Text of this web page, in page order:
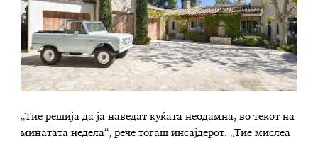
„Тие решија да ја наведат куќата неодамна, во текот на
минатата недела“, рече тогаш инсајдерот. „Тие мислеа